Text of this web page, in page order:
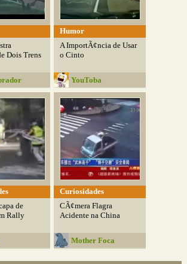
Dois Trens
Humor
A ImportÃ¢ncia de Usar
o Cinto
YouToba
de
Rally
Curiosidades
CÃ¢mera Flagra
Acidente na China
Mother Foca